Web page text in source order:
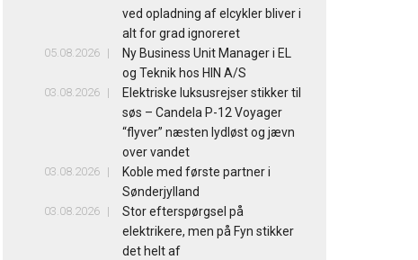
ved opladning af elcykler bliver i
alt for grad ignoreret
05.08.2026
Ny Business Unit Manager i EL
og Teknik hos HIN A/S
03.08.2026
Elektriske luksusrejser stikker til
søs – Candela P-12 Voyager
“flyver” næsten lydløst og jævn
over vandet
03.08.2026
Koble med første partner i
Sønderjylland
03.08.2026
Stor efterspørgsel på
elektrikere, men på Fyn stikker
det helt af